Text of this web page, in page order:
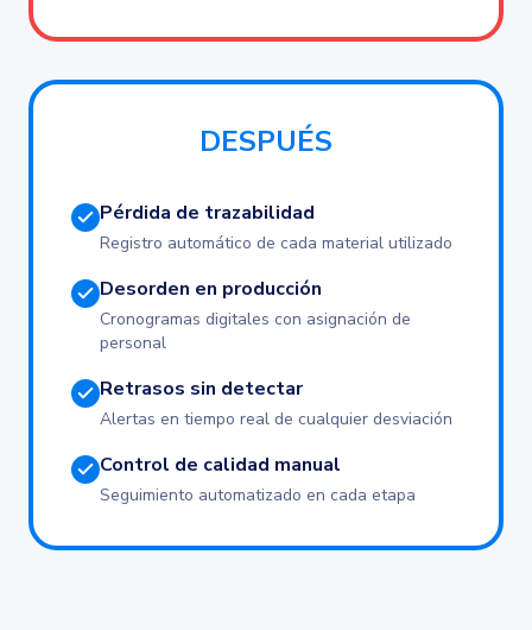
DESPUÉS
Pérdida de trazabilidad
Registro automático de cada material utilizado
Desorden en producción
Cronogramas digitales con asignación de
personal
Retrasos sin detectar
Alertas en tiempo real de cualquier desviación
Control de calidad manual
Seguimiento automatizado en cada etapa